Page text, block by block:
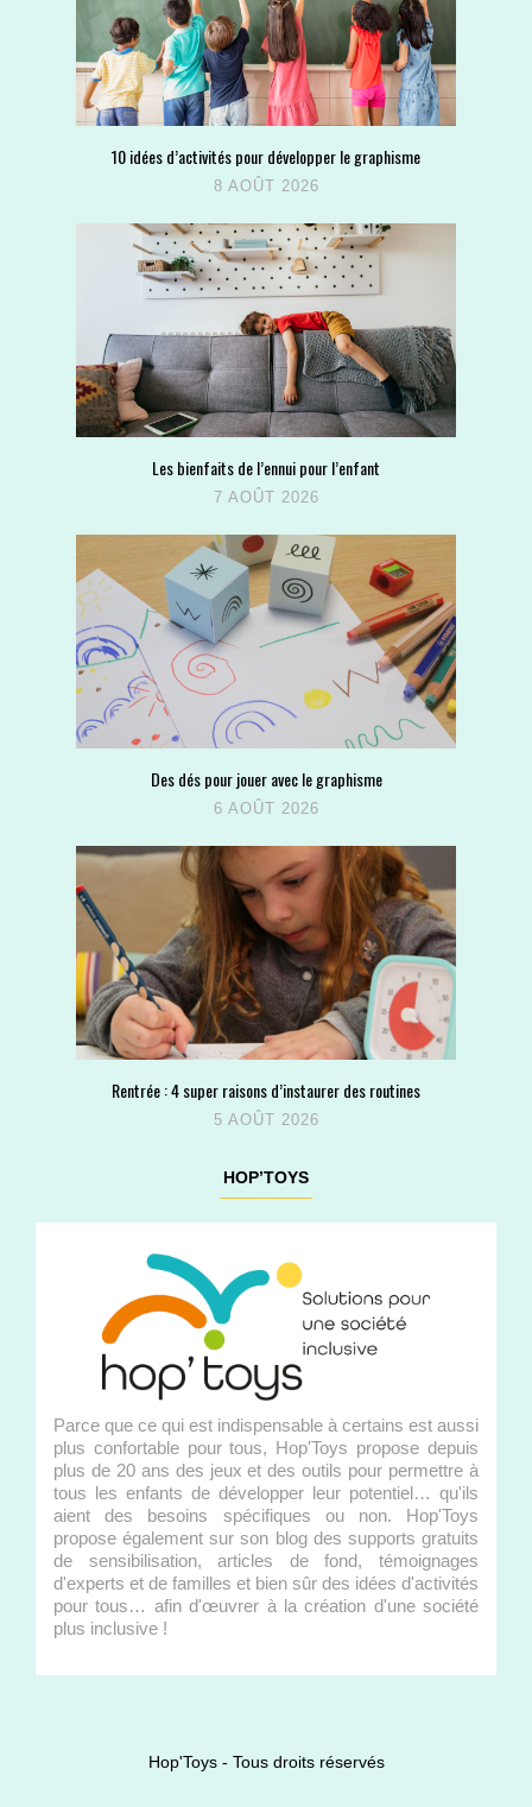
10 idées d’activités pour développer le graphisme
8 AOÛT 2026
Les bienfaits de l’ennui pour l’enfant
7 AOÛT 2026
Des dés pour jouer avec le graphisme
6 AOÛT 2026
Rentrée : 4 super raisons d’instaurer des routines
5 AOÛT 2026
HOP’TOYS
Parce que ce qui est indispensable à certains est aussi
plus confortable pour tous, Hop'Toys propose depuis
plus de 20 ans des jeux et des outils pour permettre à
tous les enfants de développer leur potentiel… qu'ils
aient des besoins spécifiques ou non. Hop'Toys
propose également sur son blog des supports gratuits
de sensibilisation, articles de fond, témoignages
d'experts et de familles et bien sûr des idées d'activités
pour tous… afin d'œuvrer à la création d'une société
plus inclusive !
Hop'Toys - Tous droits réservés